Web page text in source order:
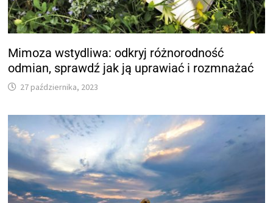
Mimoza wstydliwa: odkryj różnorodność
odmian, sprawdź jak ją uprawiać i rozmnażać
27 października, 2023